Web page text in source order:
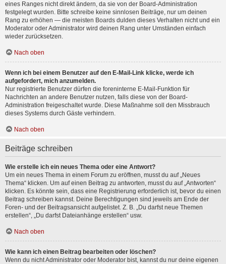
eines Ranges nicht direkt ändern, da sie von der Board-Administration
festgelegt wurden. Bitte schreibe keine sinnlosen Beiträge, nur um deinen
Rang zu erhöhen — die meisten Boards dulden dieses Verhalten nicht und ein
Moderator oder Administrator wird deinen Rang unter Umständen einfach
wieder zurücksetzen.
Nach oben
Wenn ich bei einem Benutzer auf den E-Mail-Link klicke, werde ich
aufgefordert, mich anzumelden.
Nur registrierte Benutzer dürfen die foreninterne E-Mail-Funktion für
Nachrichten an andere Benutzer nutzen, falls diese von der Board-
Administration freigeschaltet wurde. Diese Maßnahme soll den Missbrauch
dieses Systems durch Gäste verhindern.
Nach oben
Beiträge schreiben
Wie erstelle ich ein neues Thema oder eine Antwort?
Um ein neues Thema in einem Forum zu eröffnen, musst du auf „Neues
Thema“ klicken. Um auf einen Beitrag zu antworten, musst du auf „Antworten“
klicken. Es könnte sein, dass eine Registrierung erforderlich ist, bevor du einen
Beitrag schreiben kannst. Deine Berechtigungen sind jeweils am Ende der
Foren- und der Beitragsansicht aufgelistet. Z. B. „Du darfst neue Themen
erstellen“, „Du darfst Dateianhänge erstellen“ usw.
Nach oben
Wie kann ich einen Beitrag bearbeiten oder löschen?
Wenn du nicht Administrator oder Moderator bist, kannst du nur deine eigenen